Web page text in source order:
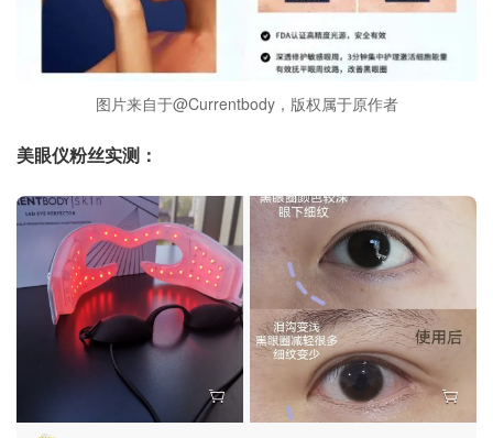
图片来自于@Currentbody，版权属于原作者
美眼仪粉丝实测：